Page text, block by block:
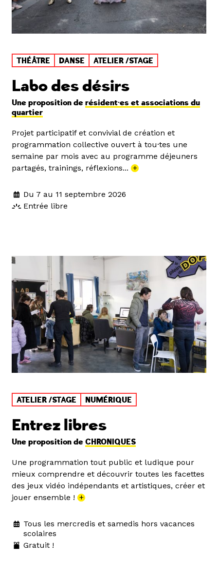
THÉÂTRE DANSE ATELIER /STAGE
Labo des désirs
Une proposition de résident·es et associations du
quartier
Projet participatif et convivial de création et
programmation collective ouvert à tou·tes une
semaine par mois avec au programme déjeuners
partagés, trainings, réflexions... +
Du 7 au 11 septembre 2026
Entrée libre
ATELIER /STAGE NUMÉRIQUE
Entrez libres
Une proposition de CHRONIQUES
Une programmation tout public et ludique pour
mieux comprendre et découvrir toutes les facettes
des jeux vidéo indépendants et artistiques, créer et
jouer ensemble ! +
Tous les mercredis et samedis hors vacances
scolaires
Gratuit !